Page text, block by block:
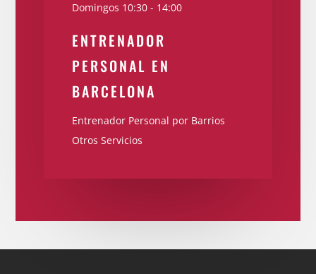
Domingos 10:30 - 14:00
ENTRENADOR
PERSONAL EN
BARCELONA
Entrenador Personal por Barrios
Otros Servicios